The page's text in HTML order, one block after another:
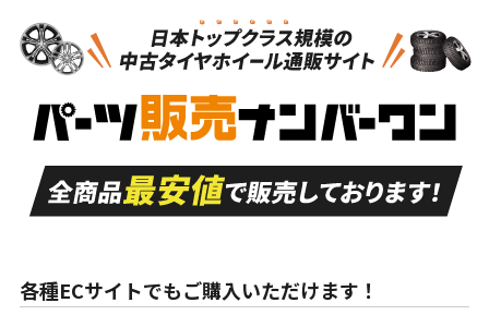
S
品）
S
新車外し品（新古
付き
A
走行距離も少なく、
目立つ傷もほとんど
ない中古品
A
走行距離も少なく、
非常に状態の良い中
古品
な中古品
んどない中古品
各種ECサイトでもご購入いただけます！